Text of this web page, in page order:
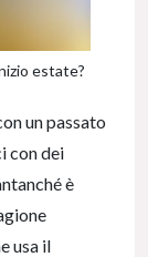
estate?
un passato
con dei
è
usa il